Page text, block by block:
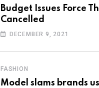
Budget Issues Force
Cancelled
DECEMBER 9, 2021
FASHION
Model slams brands